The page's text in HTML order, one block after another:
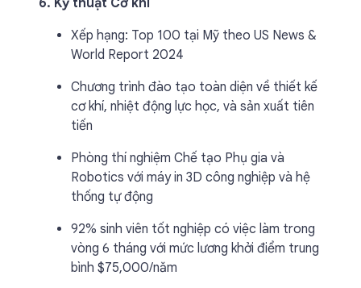
6. Kỹ thuật Cơ khí
Xếp hạng: Top 100 tại Mỹ theo US News &
World Report 2024
Chương trình đào tạo toàn diện về thiết kế
cơ khí, nhiệt động lực học, và sản xuất tiên
tiến
Phòng thí nghiệm Chế tạo Phụ gia và
Robotics với máy in 3D công nghiệp và hệ
thống tự động
92% sinh viên tốt nghiệp có việc làm trong
vòng 6 tháng với mức lương khởi điểm trung
bình $75,000/năm